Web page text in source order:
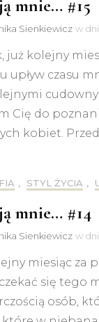
mnie… #15
Sienkiewicz w
już kolejny
upływ czasu
Cię do
kobiet.
, STYL ŻYCIA ,
mnie… #14
Sienkiewicz w
miesiąc za
się tego
osób,